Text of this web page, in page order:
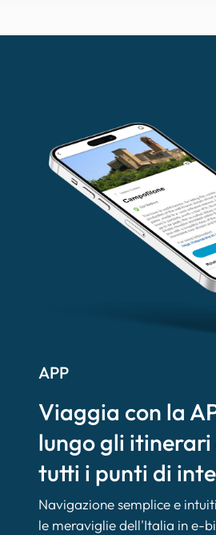
APP
Viaggia con la
lungo gli itinerari
tutti i punti di
Navigazione semplice e
le meraviglie dell'Italia in e-